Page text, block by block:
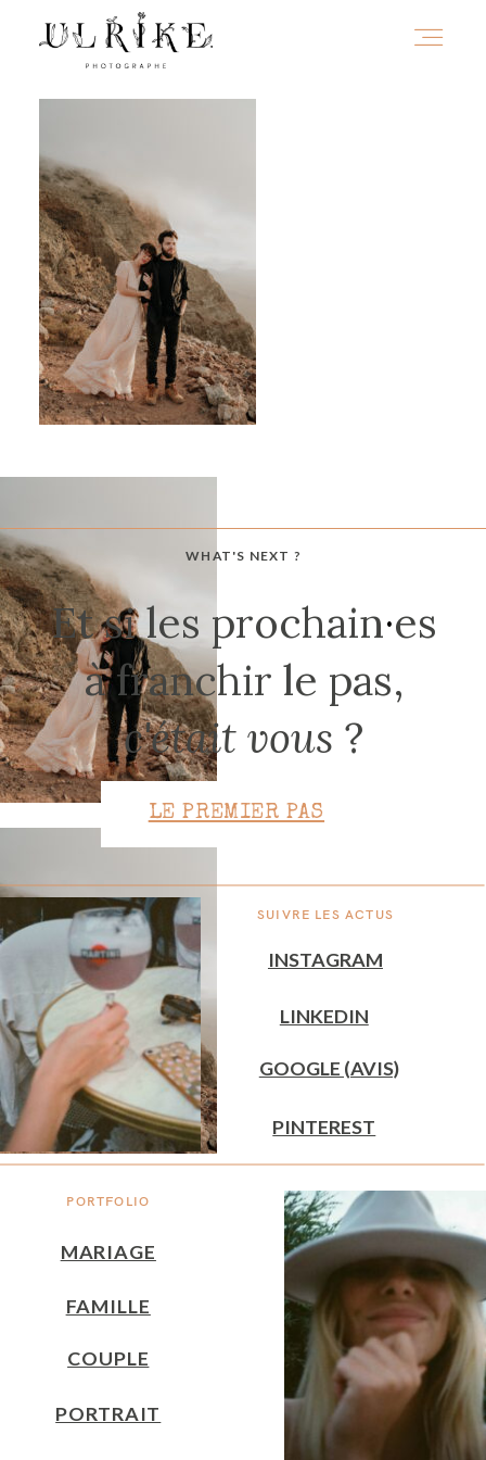
WHAT'S NEXT ?
PORTFOLIO
SUIVRE LES ACTUS
Et si les prochain·es
à franchir le pas,
c'était vous ?
MARIAGE
INSTAGRAM
GOOGLE (AVIS)
FAMILLE
PINTEREST
COUPLE
LINKEDIN
PORTRAIT
LE PREMIER PAS
PORTFOLIO
INFOS
JOURNAL
CONTACT